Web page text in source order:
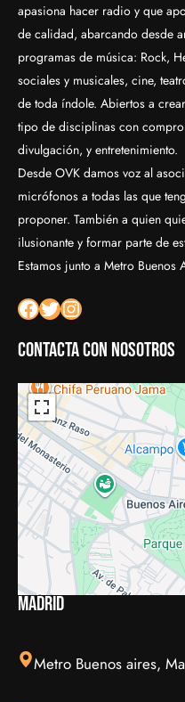
apasiona hacer radio y que
de calidad, abarcando desde
programas de música: Rock,
sociales y musicales, cine,
de toda índole. Abiertos a
tipo de disciplinas con
divulgación, y entretenimiento.
Desde OVK damos voz al
micrófonos a todas las que
proponer. También a quien
ilusionante y formar parte de
Estamos junto a Metro Buenos
Facebook Twitter Instagram
Contacta con nosotros
Madrid
Metro Buenos aires,